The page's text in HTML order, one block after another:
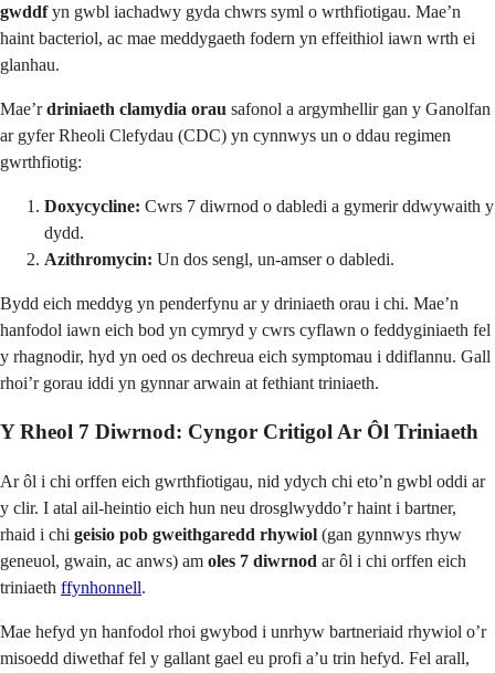
gwddfyn gwbl iachadwy gyda chwrs syml o wrthfiotigau. Mae’n
haint bacteriol, ac mae meddygaeth fodern yn effeithiol iawn wrth ei
glanhau.
Mae’rdriniaeth clamydia orau safonol a argymhellir gan y Ganolfan
ar gyfer Rheoli Clefydau (CDC) yn cynnwys un o ddau regimen
gwrthfiotig:
Doxycycline: Cwrs 7 diwrnod o dabledi a gymerir ddwywaith y
dydd.
Azithromycin: Un dos sengl, un-amser o dabledi.
Bydd eich meddyg yn penderfynu ar y driniaeth orau i chi. Mae’n
hanfodol iawn eich bod yn cymryd y cwrs cyflawn o feddyginiaeth fel
y rhagnodir, hyd yn oed os dechreua eich symptomau i ddiflannu. Gall
rhoi’r gorau iddi yn gynnar arwain at fethiant triniaeth.
Y Rheol 7 Diwrnod: Cyngor Critigol Ar Ôl Triniaeth
Ar ôl i chi orffen eich gwrthfiotigau, nid ydych chi eto’n gwbl oddi ar
y clir. I atal ail-heintio eich hun neu drosglwyddo’r haint i bartner,
rhaid i chi geisio pob gweithgaredd rhywiol (gan gynnwys rhyw
geneuol, gwain, ac anws) am oles 7 diwrnod ar ôl i chi orffen eich
triniaeth ffynhonnell.
Mae hefyd yn hanfodol rhoi gwybod i unrhyw bartneriaid rhywiol o’r
misoedd diwethaf fel y gallant gael eu profi a’u trin hefyd. Fel arall,